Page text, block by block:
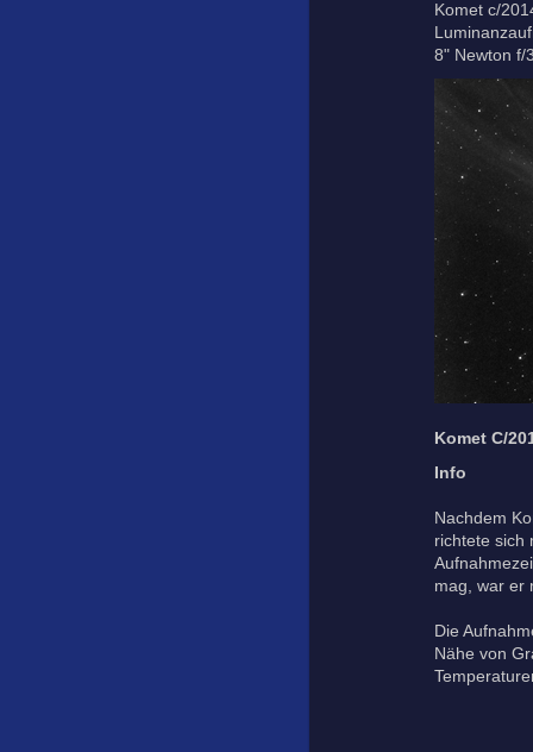
Komet c/
8" Newton f/
Komet C/
Info
Nachdem
richtete sich
mag, war er
Die
Nähe von